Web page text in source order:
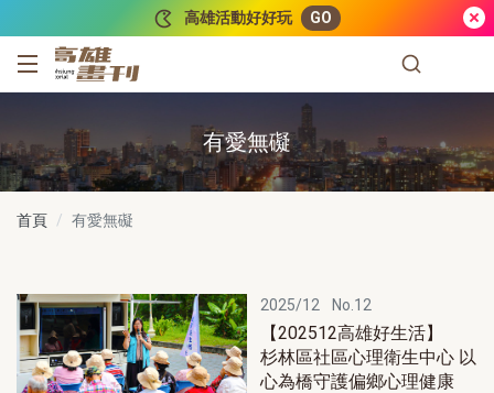
高雄活動好好玩 GO
高雄畫刊
有愛無礙
首頁 有愛無礙
2025/12 No.12
【202512高雄好生活】
杉林區社區⼼理衛生中⼼ 以
心為橋守護偏鄉心理健康